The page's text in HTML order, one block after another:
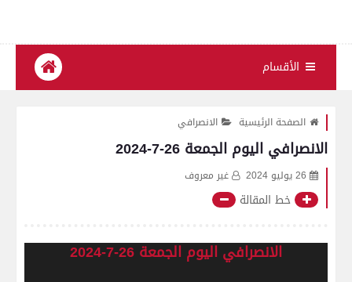
الأقسام
الصفحة الرئيسية الانصرافي
الانصرافي اليوم الجمعة 26-7-2024
26 يوليو 2024 غير معروف
خط المقالة
الانصرافي اليوم الجمعة 26-7-2024